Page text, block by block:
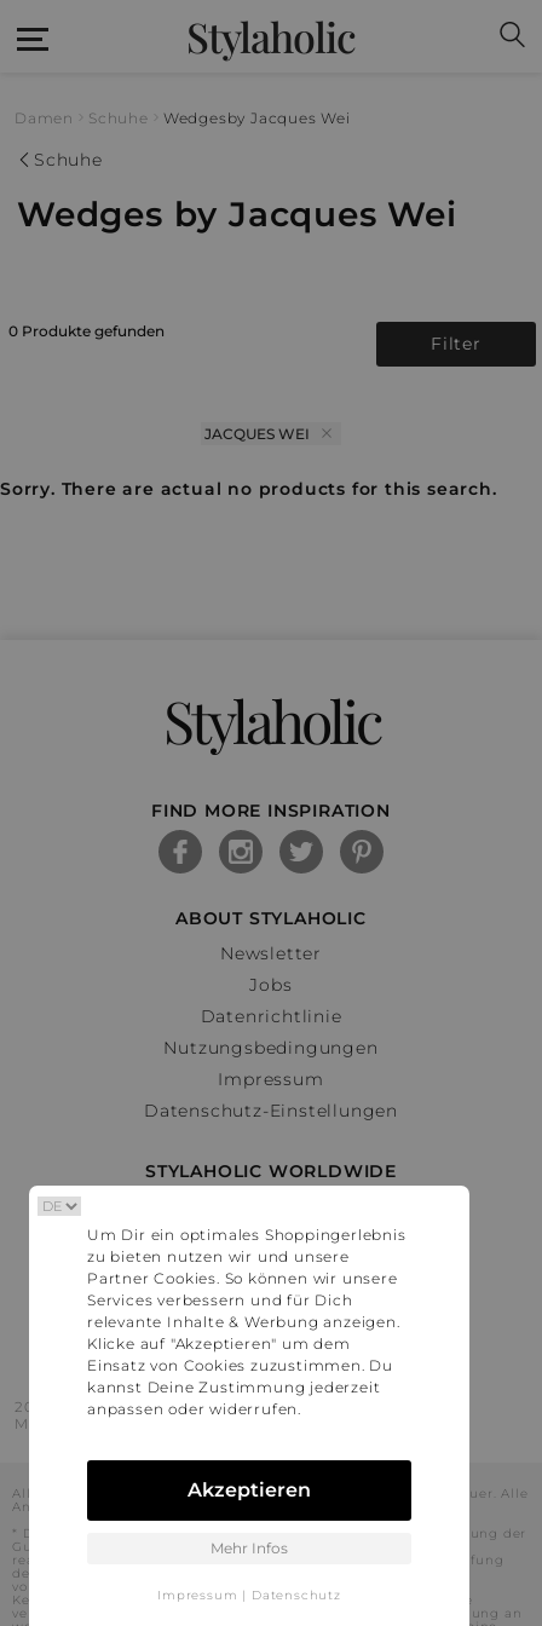
Stylaholic
Damen Schuhe Wedgesby Jacques Wei
Schuhe
Wedges by Jacques Wei
0 Produkte gefunden
Filter
JACQUES WEI
Sorry. There are actual no products for this search.
Stylaholic
FIND MORE INSPIRATION
ABOUT STYLAHOLIC
Newsletter
Jobs
Datenrichtlinie
Nutzungsbedingungen
Impressum
Datenschutz-Einstellungen
STYLAHOLIC WORLDWIDE
Österreich
Schweiz
France
United States
2016 - 2026 © Stylaholic.
Made for you with love in munich.
Alle Preise inkl. der jeweils geltenden gesetzlichen Mehrwertsteuer. Alle
Angaben ohne Gewähr.
* Die angezeigten Preise beinhalten Rabatte, die durch die Nutzung der
Gutschein-Codes auf den Seiten unserer Partner voraussichtlich
realisiert werden können. Stylaholic führt keine vollständige Prüfung
der Gutschein-Codes durch und es kann daher in Einzelfällen
vorkommen, dass die Gutscheine abweichend von unserem
Kenntnisstand bei dem jeweiligen Shop nicht oder nur teilweise
verwendet werden können. Darüber hinaus kann deren Verwendung an
Um Dir ein optimales Shoppingerlebnis
zu bieten nutzen wir und unsere
Partner Cookies. So können wir unsere
Services verbessern und für Dich
relevante Inhalte & Werbung anzeigen.
Klicke auf "Akzeptieren" um dem
Einsatz von Cookies zuzustimmen. Du
kannst Deine Zustimmung jederzeit
anpassen oder widerrufen.
Akzeptieren
Mehr Infos
Impressum | Datenschutz